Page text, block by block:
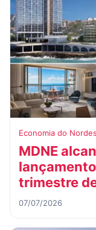
Economia do
MDNE
trimestre
07/07/2026